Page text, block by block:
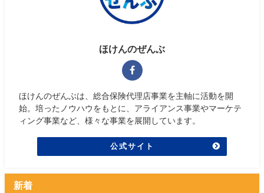
ほけんのぜんぶ
ほけんのぜんぶは、総合保険代理店事業を主軸に活動を開
始。培ったノウハウをもとに、アライアンス事業やマーケテ
ィング事業など、様々な事業を展開しています。
公式サイト
新着